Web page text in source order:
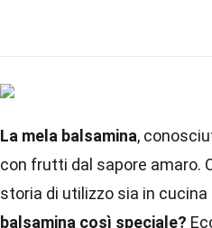
La mela balsamina,
con frutti dal sapore amaro.
storia di utilizzo sia in
balsamina così speciale?